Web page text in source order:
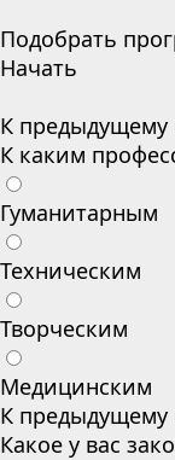
Подобрать
Начать
К предыдущему
К каким
Гуманитарным
Техническим
Творческим
Медицинским
К предыдущему
Какое у вас